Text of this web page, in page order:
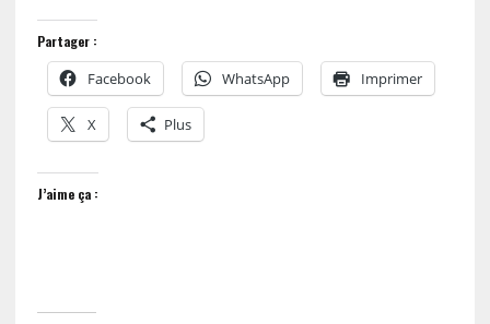
Partager :
Facebook WhatsApp Imprimer
X Plus
J’aime ça :